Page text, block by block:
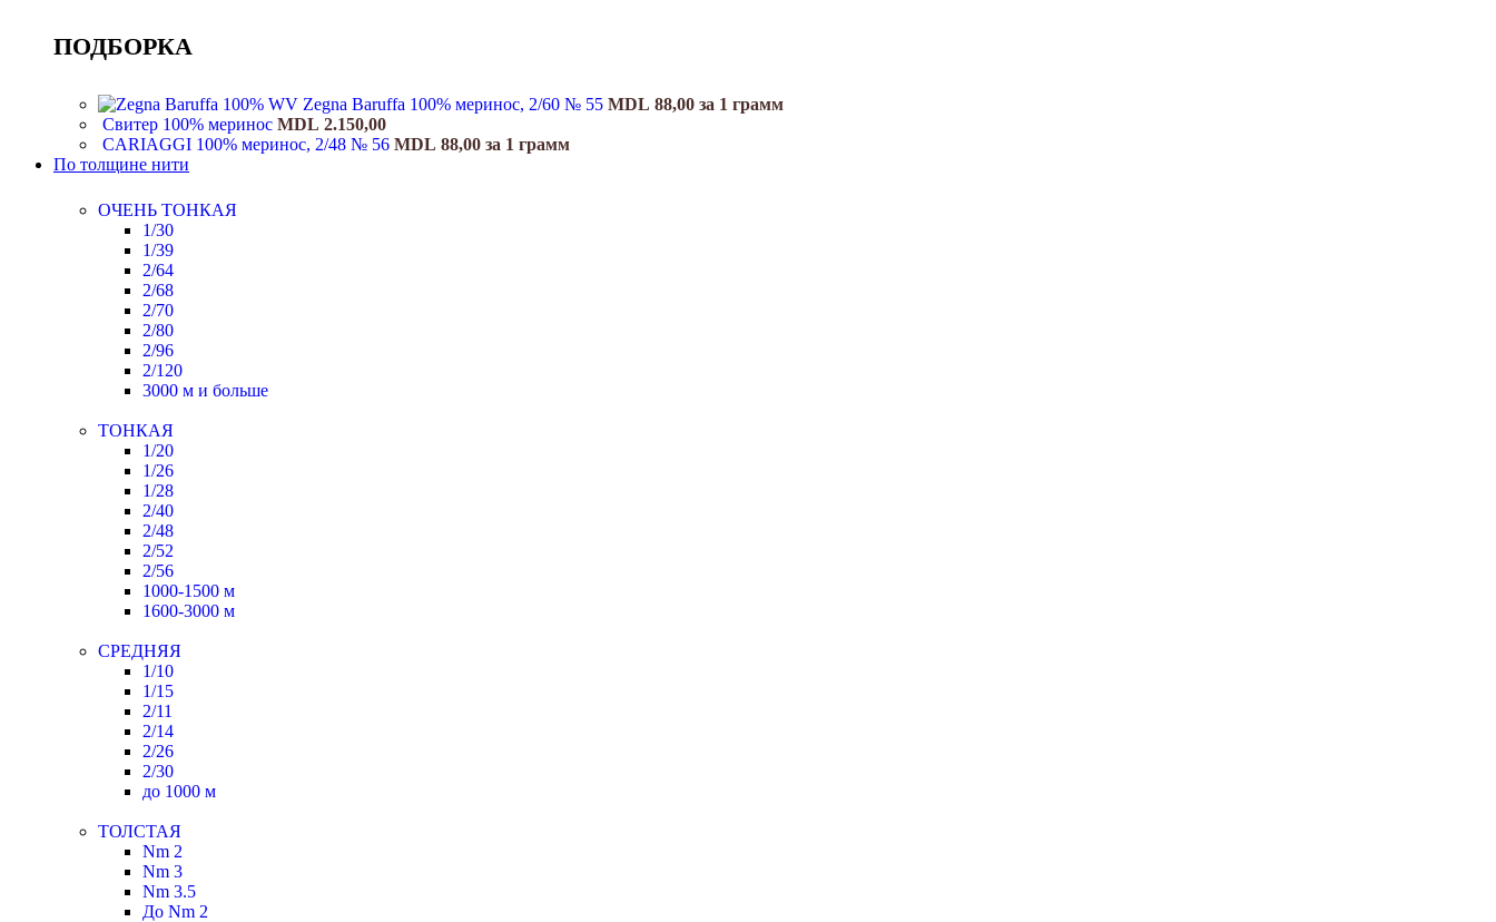
ПОДБОРКА
Zegna Baruffa 100% меринос, 2/60 № 55 MDL 88,00 за 1 грамм
Свитер 100% меринос MDL 2.150,00
CARIAGGI 100% меринос, 2/48 № 56 MDL 88,00 за 1 грамм
По толщине нити
ОЧЕНЬ ТОНКАЯ
1/30
1/39
2/64
2/68
2/70
2/80
2/96
2/120
3000 м и больше
ТОНКАЯ
1/20
1/26
1/28
2/40
2/48
2/52
2/56
1000-1500 м
1600-3000 м
СРЕДНЯЯ
1/10
1/15
2/11
2/14
2/26
2/30
до 1000 м
ТОЛСТАЯ
Nm 2
Nm 3
Nm 3.5
До Nm 2